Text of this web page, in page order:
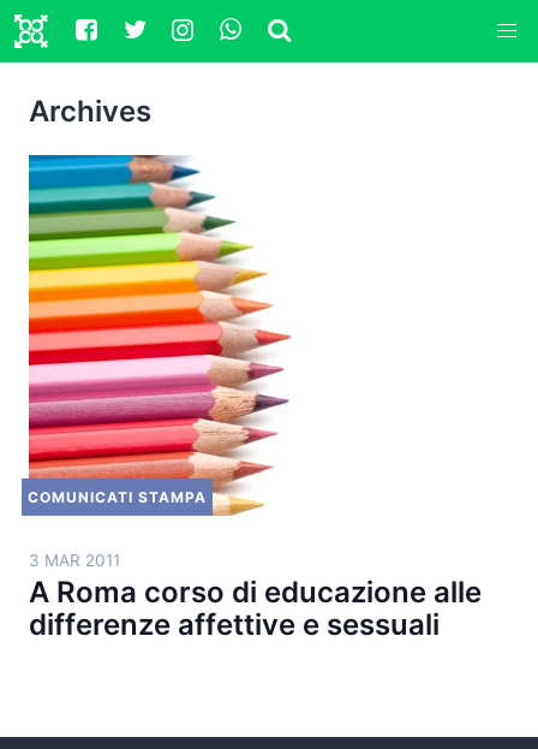
Archives
COMUNICATI STAMPA
3 MAR 2011
A Roma corso di educazione alle
differenze affettive e sessuali